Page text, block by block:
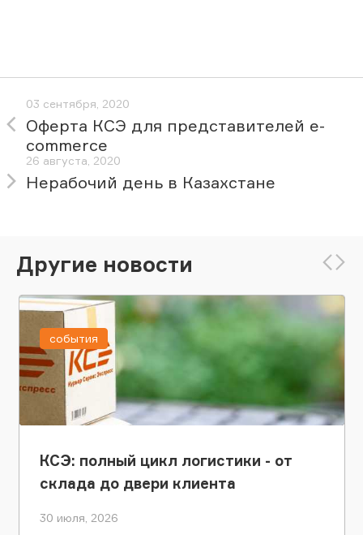
03 сентября, 2020
Оферта КСЭ для представителей e-
commerce
26 августа, 2020
Нерабочий день в Казахстане
Другие новости
КСЭ: полный цикл логистики - от
склада до двери клиента
30 июля, 2026
события